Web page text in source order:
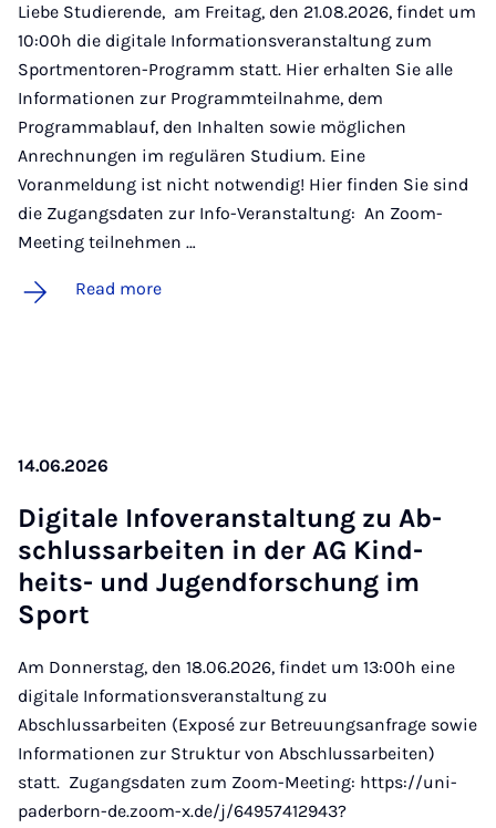
Liebe Studierende, am Freitag, den 21.08.2026, findet um
10:00h die digitale Informationsveranstaltung zum
Sportmentoren-Programm statt. Hier erhalten Sie alle
Informationen zur Programmteilnahme, dem
Programmablauf, den Inhalten sowie möglichen
Anrechnungen im regulären Studium. Eine
Voranmeldung ist nicht notwendig! Hier finden Sie sind
die Zugangsdaten zur Info-Veranstaltung: An Zoom-
Meeting teilnehmen …
Read more
14.06.2026
Di­gitale In­fover­an­stal­tung zu Ab­
schlus­sarbeiten in der AG Kind­
heits- und Ju­gend­forschung im
Sport
Am Donnerstag, den 18.06.2026, findet um 13:00h eine
digitale Informationsveranstaltung zu
Abschlussarbeiten (Exposé zur Betreuungsanfrage sowie
Informationen zur Struktur von Abschlussarbeiten)
statt. Zugangsdaten zum Zoom-Meeting: https://uni-
paderborn-de.zoom-x.de/j/64957412943?